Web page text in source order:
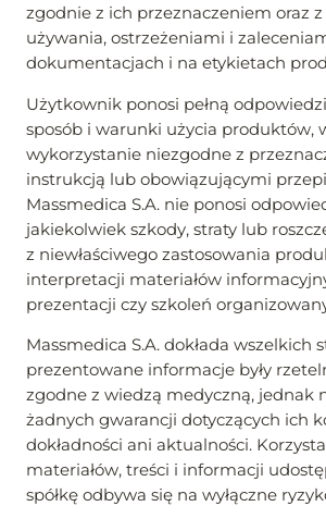
zgodnie z ich przeznaczeniem oraz
używania, ostrzeżeniami i
dokumentacjach i na etykietach
Użytkownik ponosi pełną
sposób i warunki użycia produktów,
wykorzystanie niezgodne z
instrukcją lub obowiązującymi
Massmedica S.A. nie ponosi
jakiekolwiek szkody, straty lub
z niewłaściwego zastosowania
interpretacji materiałów
prezentacji czy szkoleń
Massmedica S.A. dokłada wszelkich
prezentowane informacje były
zgodne z wiedzą medyczną, jednak
żadnych gwarancji dotyczących ich
dokładności ani aktualności.
materiałów, treści i informacji
spółkę odbywa się na wyłączne